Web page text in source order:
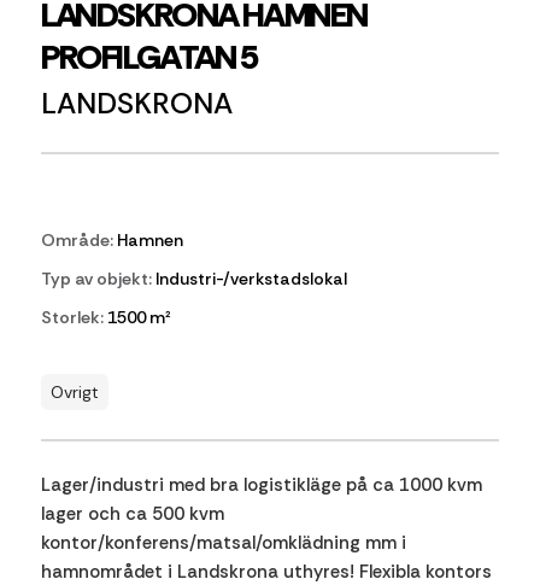
LANDSKRONA HAMNEN
PROFILGATAN 5
LANDSKRONA
Område:Hamnen
Typ av objekt:Industri-/verkstadslokal
Storlek:1500 m²
Ovrigt
Lager/industri med bra logistikläge på ca 1000 kvm
lager och ca 500 kvm
kontor/konferens/matsal/omklädning mm i
hamnområdet i Landskrona uthyres! Flexibla kontors